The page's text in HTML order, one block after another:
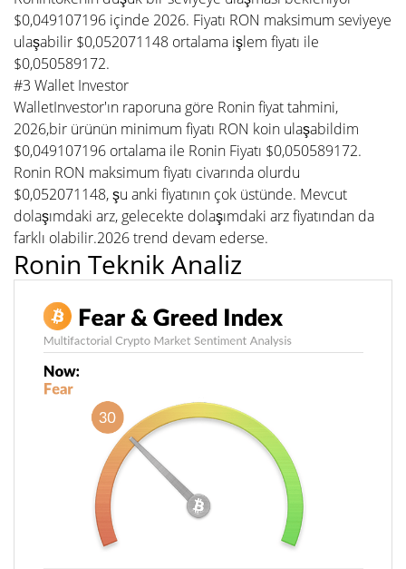
$0,049107196 içinde 2026. Fiyatı RON maksimum seviyeye
ulaşabilir $0,052071148 ortalama işlem fiyatı ile
$0,050589172.
#3 Wallet Investor
WalletInvestor'ın raporuna göre Ronin fiyat tahmini,
2026,bir ürünün minimum fiyatı RON koin ulaşabildim
$0,049107196 ortalama ile Ronin Fiyatı $0,050589172.
Ronin RON maksimum fiyatı civarında olurdu
$0,052071148, şu anki fiyatının çok üstünde. Mevcut
dolaşımdaki arz, gelecekte dolaşımdaki arz fiyatından da
farklı olabilir.2026 trend devam ederse.
Ronin Teknik Analiz